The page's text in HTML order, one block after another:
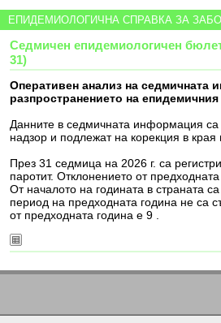
ЕПИДЕМИОЛОГИЧНА СПРАВКА ЗА
Седмичен епидемиологичен
31)
Оперативен анализ на седмичната
разпространението на
Данните в седмичната информация са
надзор и подлежат на корекция в края
През 31 седмица на 2026 г. са
паротит. Отклонението от
От началото на годината в страната
период на предходната година не са
от предходната година е 9 .